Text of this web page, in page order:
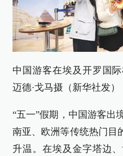
中国游客在埃及开罗国
迈德·戈马摄（新华社发）
“五一”假期，中国游客出
南亚、欧洲等传统热门目
升温。在埃及金字塔边